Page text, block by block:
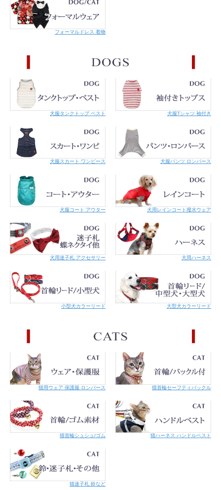
素 材
表生地：綿100％
原産国
【ご使用にあたって】
状態になってしまいます。首にはいろいろな神経が集まって
きつすぎると苦しく、被毛や皮膚を傷める原因となります。
・着けた時に仔猫であれば大体指1～2本入る位、成猫であれ
ば指2本入る位が適正なサイズの目安です。
・成長する仔猫の場合はこまめにサイズを調整してあげて下
さい。
・安全のため定期的に商品やサイズ（緩んでいないか、きつ
・首輪が気になり慣れない場合には鈴を外して様子をみてく
ださい。丸カンの繋ぎ目は、左右ではなく前後にずらして開
いてください。爪を痛めないようペンチなどをご使用くださ
い。
・リードをつけてのお散歩には使用しないでください。ま
た、繋留は危険なのでしないでください。
・ネコちゃんの毛質・毛の長さによって首輪や金具に毛が絡
む可能性があります。
・本製品は必ず外れることを保証するものではありません。
状況や体重によっては外れない場合もあります。
・刺繍テープの場合は、爪がひっかかると毛羽立ってきま
す。毛羽立ちがご心配な方、引っ掻き癖のあるネコちゃんに
・濡れると色落ちする恐れがあります。濡れたままでのご使
用はお避け下さい。
フォーマルドレス 着物
犬服タンクトップ ベスト 犬服Tシャツ 袖付き
犬服スカート ワンピース 犬服パンツ ロンパース
犬服コート アウター 犬用レインコート撥水ウェア
犬用迷子札 アクセサリー 犬用ハーネス
小型犬カラーリード 大型犬カラーリード
猫用ウェア 保護服 ロンパース 猫首輪セーフティバックル
猫首輪シュシュ/ゴム 猫ハーネス ハンドルベスト
猫迷子札 鈴など